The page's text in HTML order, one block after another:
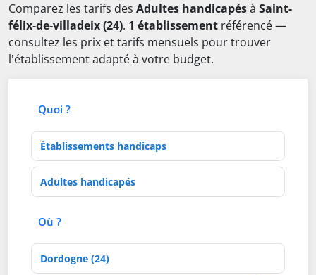
Comparez les tarifs des Adultes handicapésà Saint-
félix-de-villadeix (24). 1 établissement référencé —
consultez les prix et tarifs mensuels pour trouver
l'établissement adapté à votre budget.
Quoi ?
Type d'établissement
Activités de soins
Où ?
Département